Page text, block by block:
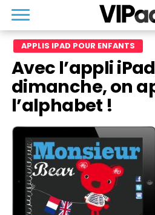
APPLIS IPAD POUR ENFANTS
Avec l’appli
dimanche, on
l’alphabet !